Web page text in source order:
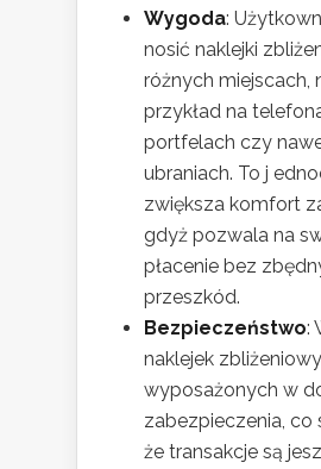
Wygoda:
nosić naklejki
różnych miejscach,
przykład na
portfelach czy
ubraniach. To j
zwiększa komfort
gdyż pozwala na
płacenie bez
przeszkód.
Bezpieczeństwo:
naklejek
wyposażonych w
zabezpieczenia, co
że transakcje są